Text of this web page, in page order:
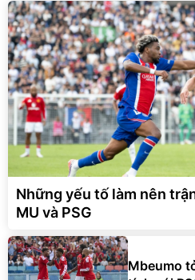
Những yếu tố làm nên
MU và PSG
Mbeumo